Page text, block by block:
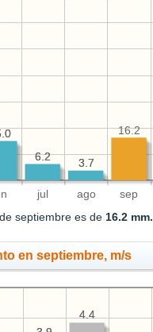
jul ago sep
3.7
6.2
16.2
3.7
6.2
septiembre es de16.2 mm.
en septiembre, m/s
4.4
4.4